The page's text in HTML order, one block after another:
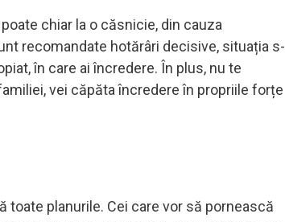
chiar la o căsnicie, din cauza
recomandate hotărâri decisive, situația s-
în care ai încredere. În plus, nu te
vei căpăta încredere în propriile forțe
planurile. Cei care vor să pornească